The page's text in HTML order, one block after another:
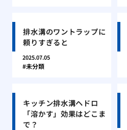
排水溝のワントラップに
頼りすぎると
2025.07.05
未分類
キッチン排水溝ヘドロ
「溶かす」効果はどこま
で？